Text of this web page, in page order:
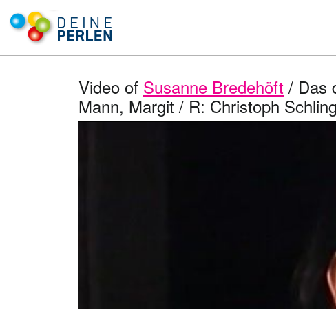
Video of Susanne Bredehöft / Das
Mann, Margit / R: Christoph